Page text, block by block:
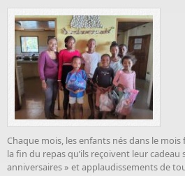
Chaque mois, les enfants nés dans le mois
la fin du repas qu’ils reçoivent leur cadeau
anniversaires » et applaudissements de